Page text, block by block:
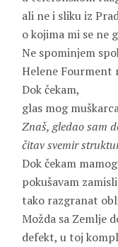
ali ne i sliku iz
o kojima mi se ne
Ne spominjem
Helene Fourment
Dok čekam,
glas mog
Znaš, gledao sam
čitav svemir
Dok čekam
pokušavam
tako razgranat
Možda sa Zemlje
defekt, u toj